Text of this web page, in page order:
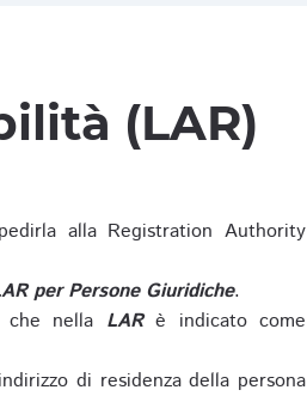
(LAR)
alla Registration Authority
per Persone Giuridiche.
nella LARè indicato come
di residenza della persona